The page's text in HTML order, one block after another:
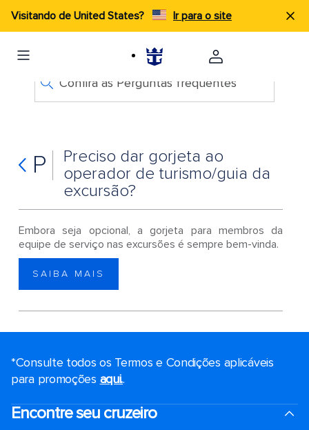
Visitando de United States? Ir para o site
Confira as Perguntas frequentes
P
Preciso dar gorjeta ao
operador de turismo/guia da
excursão?
Embora seja opcional, a gorjeta para membros da
equipe de serviço nas excursões é sempre bem-vinda.
SAIBA MAIS
*Consulte todos os Termos e Condições aplicáveis ​​
para promoções aqui..
Encontre seu cruzeiro